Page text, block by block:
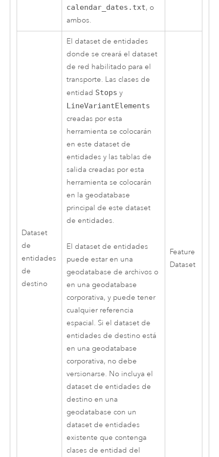
calendar_dates.txt, o
ambos.
Dataset
de
entidades
de
destino
El dataset de entidades
donde se creará el dataset
de red habilitado para el
transporte. Las clases de
entidad Stops y
LineVariantElements
creadas por esta
herramienta se colocarán
en este dataset de
entidades y las tablas de
salida creadas por esta
herramienta se colocarán
en la geodatabase
principal de este dataset
de entidades.
El dataset de entidades
puede estar en una
geodatabase de archivos o
en una geodatabase
corporativa, y puede tener
cualquier referencia
espacial. Si el dataset de
entidades de destino está
en una geodatabase
corporativa, no debe
versionarse. No incluya el
dataset de entidades de
destino en una
geodatabase con un
dataset de entidades
existente que contenga
clases de entidad del
Feature
Dataset